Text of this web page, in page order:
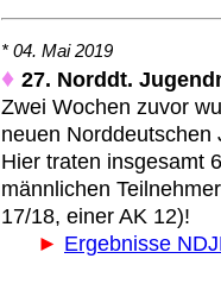
* 04. Mai 2019
♦ 27. Norddt.
Zwei Wochen zuvor
neuen
Hier traten insgesamt
männlichen
17/18, einer AK 12)!
► Ergebnisse